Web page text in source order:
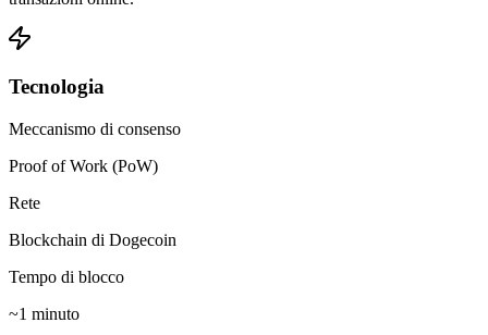
Tecnologia
Meccanismo di consenso
Proof of Work (PoW)
Rete
Blockchain di Dogecoin
Tempo di blocco
~1 minuto